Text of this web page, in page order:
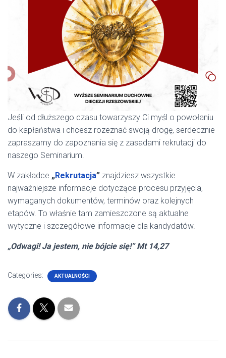
Jeśli od dłuższego czasu towarzyszy Ci myśl o powołaniu
do kapłaństwa i chcesz rozeznać swoją drogę, serdecznie
zapraszamy do zapoznania się z zasadami rekrutacji do
naszego Seminarium.
W zakładce „Rekrutacja” znajdziesz wszystkie
najważniejsze informacje dotyczące procesu przyjęcia,
wymaganych dokumentów, terminów oraz kolejnych
etapów. To właśnie tam zamieszczone są aktualne
wytyczne i szczegółowe informacje dla kandydatów.
„Odwagi! Ja jestem, nie bójcie się!” Mt 14,27
Categories: AKTUALNOŚCI